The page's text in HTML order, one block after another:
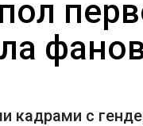
кадрами с